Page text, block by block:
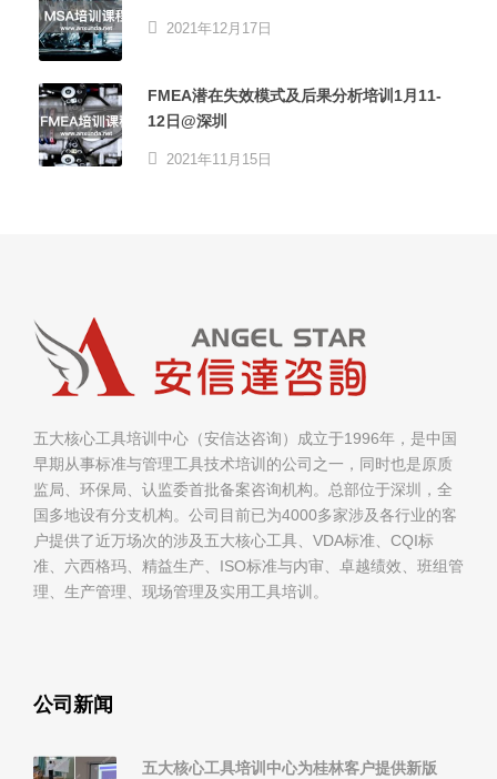
2021年12月17日
FMEA潜在失效模式及后果分析培训1月11-
12日@深圳
2021年11月15日
五大核心工具培训中心（安信达咨询）成立于1996年，是中国
早期从事标准与管理工具技术培训的公司之一，同时也是原质
监局、环保局、认监委首批备案咨询机构。总部位于深圳，全
国多地设有分支机构。公司目前已为4000多家涉及各行业的客
户提供了近万场次的涉及五大核心工具、VDA标准、CQI标
准、六西格玛、精益生产、ISO标准与内审、卓越绩效、班组管
理、生产管理、现场管理及实用工具培训。
公司新闻
五大核心工具培训中心为桂林客户提供新版